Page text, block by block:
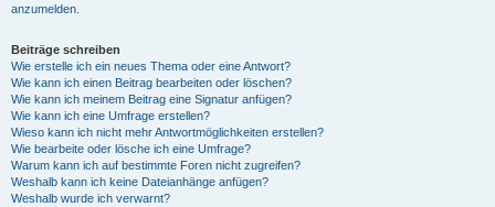
anzumelden.
Beiträge schreiben
Wie erstelle ich ein neues Thema oder eine Antwort?
Wie kann ich einen Beitrag bearbeiten oder löschen?
Wie kann ich meinem Beitrag eine Signatur anfügen?
Wie kann ich eine Umfrage erstellen?
Wieso kann ich nicht mehr Antwortmöglichkeiten erstellen?
Wie bearbeite oder lösche ich eine Umfrage?
Warum kann ich auf bestimmte Foren nicht zugreifen?
Weshalb kann ich keine Dateianhänge anfügen?
Weshalb wurde ich verwarnt?